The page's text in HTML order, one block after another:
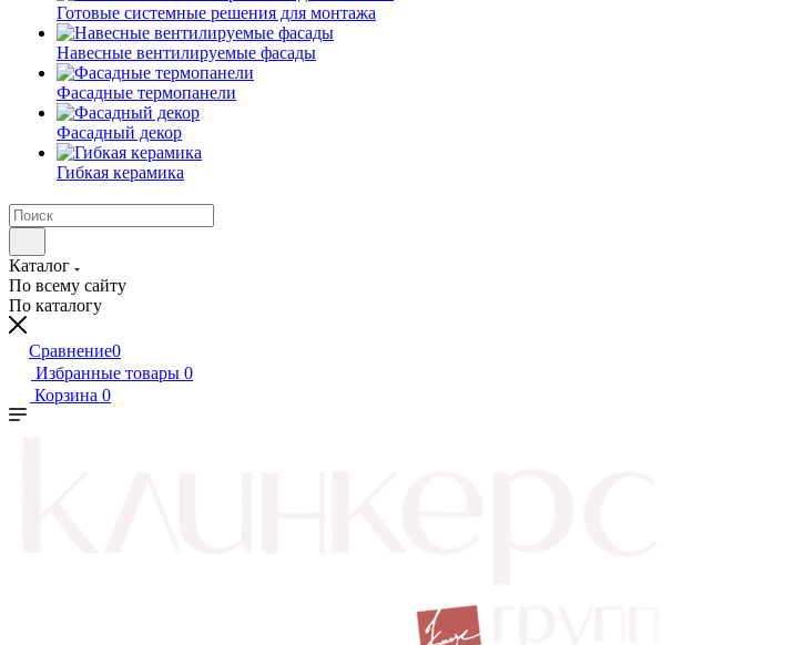
Готовые системные решения для монтажа
Навесные вентилируемые фасады
Фасадные термопанели
Фасадный декор
Гибкая керамика
Каталог
По всему сайту
По каталогу
Сравнение0
Избранные товары 0
Корзина 0